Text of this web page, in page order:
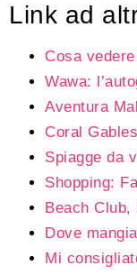
Link ad
Cosa
Wawa:
Aventura
Coral
Spiagge da
Shopping:
Beach
Dove
Mi